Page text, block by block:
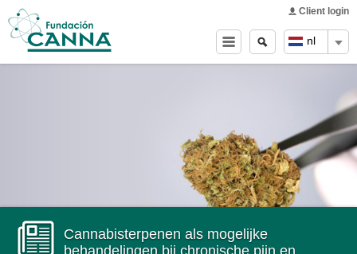
nl
Client login
Main menu
Search
form
Zoeken
Cannabisterpenen als mogelijke
behandelingen bij chronische pijn en